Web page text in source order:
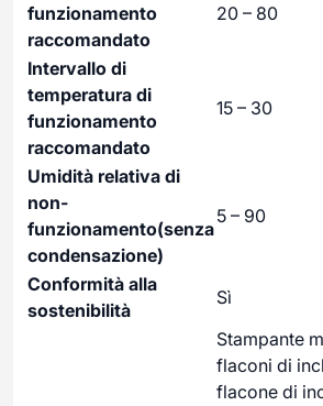
funzionamento
raccomandato
20 – 80
Intervallo di
temperatura di
funzionamento
raccomandato
15 – 30
Umidità relativa di
non-
funzionamento(senza
condensazione)
5 – 90
Conformità alla
sostenibilità
Sì
Stampante
flaconi di
flacone di